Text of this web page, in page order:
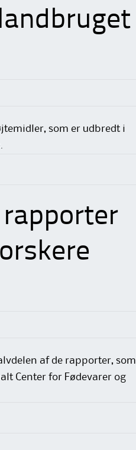
som er udbredt i
rapporter
af de rapporter, som
Center for Fødevarer og